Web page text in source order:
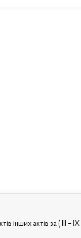
інших актів за ( III – IX